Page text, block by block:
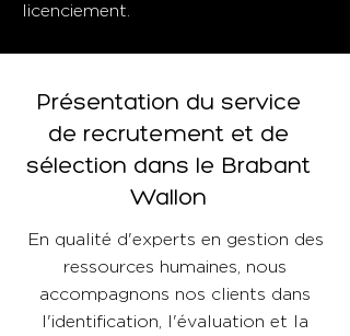
licenciement.
Présentation du service
de recrutement et de
sélection dans le Brabant
Wallon
En qualité d'experts en gestion des
ressources humaines, nous
accompagnons nos clients dans
l'identification, l'évaluation et la